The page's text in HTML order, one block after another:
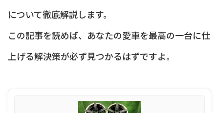
について徹底解説します。
この記事を読めば、あなたの愛車を最高の一台に仕
上げる解決策が必ず見つかるはずですよ。